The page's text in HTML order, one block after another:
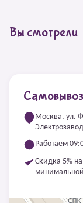
Вы смотрели
Самовывоз
Москва, ул.
Работаем
Скидка 5%